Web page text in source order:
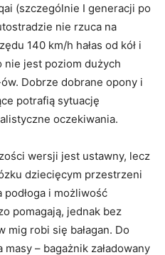
(szczególnie I generacji po
nie rzuca na
140 km/h hałas od kół i
nie jest poziom dużych
Dobrze dobrane opony i
potrafią sytuację
oczekiwania.
wersji jest ustawny, lecz
dziecięcym przestrzeni
podłoga i możliwość
pomagają, jednak bez
mig robi się bałagan. Do
– bagażnik załadowany